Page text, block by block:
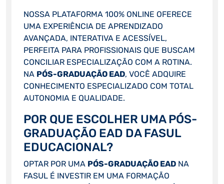
NOSSA PLATAFORMA 100% ONLINE OFERECE
UMA EXPERIÊNCIA DE APRENDIZADO
AVANÇADA, INTERATIVA E ACESSÍVEL,
PERFEITA PARA PROFISSIONAIS QUE BUSCAM
CONCILIAR ESPECIALIZAÇÃO COM A ROTINA.
NA PÓS-GRADUAÇÃO EAD, VOCÊ ADQUIRE
CONHECIMENTO ESPECIALIZADO COM TOTAL
AUTONOMIA E QUALIDADE.
POR QUE ESCOLHER UMA PÓS-
GRADUAÇÃO EAD DA FASUL
EDUCACIONAL?
OPTAR POR UMA PÓS-GRADUAÇÃO EADNA
FASUL É INVESTIR EM UMA FORMAÇÃO